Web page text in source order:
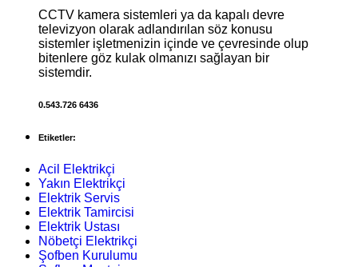
CCTV kamera sistemleri ya da kapalı devre
televizyon olarak adlandırılan söz konusu
sistemler işletmenizin içinde ve çevresinde olup
bitenlere göz kulak olmanızı sağlayan bir
sistemdir.
0.543.726 6436
Etiketler:
Acil Elektrikçi
Yakın Elektrikçi
Elektrik Servis
Elektrik Tamircisi
Elektrik Ustası
Nöbetçi Elektrikçi
Şofben Kurulumu